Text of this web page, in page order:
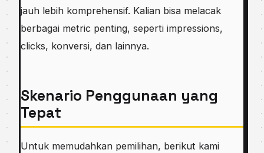
jauh lebih komprehensif. Kalian bisa melacak
berbagai metric penting, seperti impressions,
clicks, konversi, dan lainnya.
Skenario Penggunaan yang
Tepat
Untuk memudahkan pemilihan, berikut kami